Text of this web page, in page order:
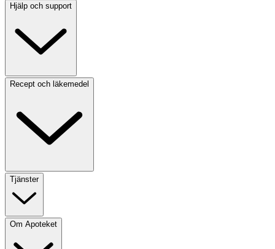
Hjälp och support
Recept och läkemedel
Tjänster
Om Apoteket